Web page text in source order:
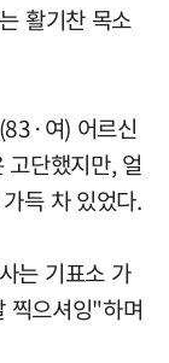
활기찬 목소
여) 어르신
단했지만, 얼
득 차 있었다.
는 기표소 가
찍으셔잉"하며